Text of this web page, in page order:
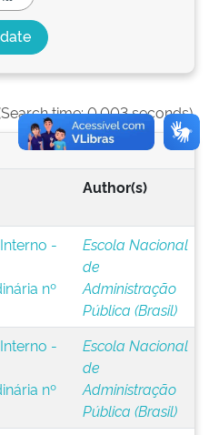
time: 0.003 seconds).
Author(s)
-
nº
Escola Nacional
de
Administração
Pública (Brasil)
-
nº
Escola Nacional
de
Administração
Pública (Brasil)